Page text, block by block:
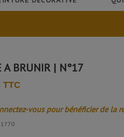
A BRUNIR | N°17
TTC
vous pour bénéficier de la